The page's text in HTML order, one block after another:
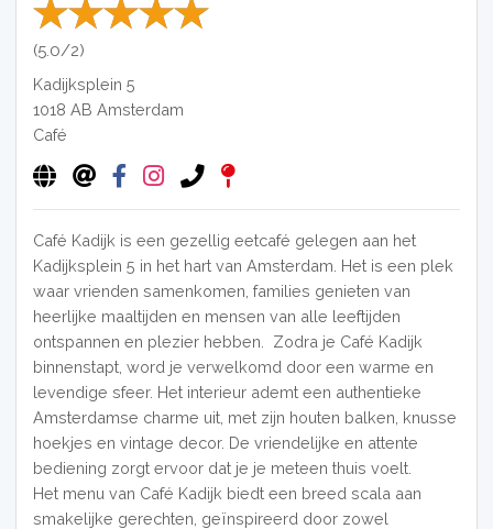
(5.0/2)
Kadijksplein 5
1018 AB Amsterdam
Café
Café Kadijk is een gezellig eetcafé gelegen aan het
Kadijksplein 5 in het hart van Amsterdam. Het is een plek
waar vrienden samenkomen, families genieten van
heerlijke maaltijden en mensen van alle leeftijden
ontspannen en plezier hebben. Zodra je Café Kadijk
binnenstapt, word je verwelkomd door een warme en
levendige sfeer. Het interieur ademt een authentieke
Amsterdamse charme uit, met zijn houten balken, knusse
hoekjes en vintage decor. De vriendelijke en attente
bediening zorgt ervoor dat je je meteen thuis voelt.
Het menu van Café Kadijk biedt een breed scala aan
smakelijke gerechten, geïnspireerd door zowel